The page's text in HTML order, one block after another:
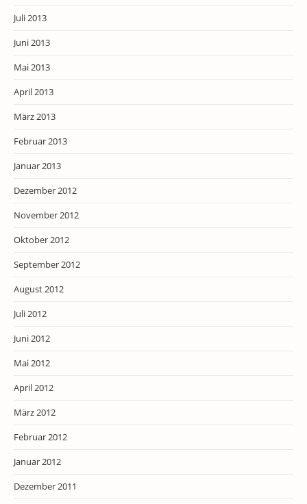
Juli 2013
Juni 2013
Mai 2013
April 2013
März 2013
Februar 2013
Januar 2013
Dezember 2012
November 2012
Oktober 2012
September 2012
August 2012
Juli 2012
Juni 2012
Mai 2012
April 2012
März 2012
Februar 2012
Januar 2012
Dezember 2011